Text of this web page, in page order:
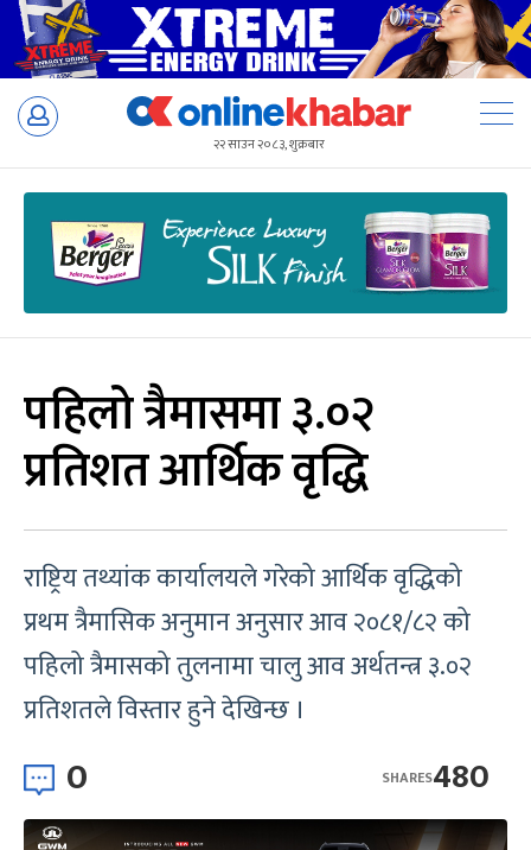
Skip
२२ साउन २०८३, शुक्रबार
पहिलो त्रैमासमा ३.०२
प्रतिशत आर्थिक वृद्धि
राष्ट्रिय तथ्यांक कार्यालयले गरेको आर्थिक वृद्धिको
प्रथम त्रैमासिक अनुमान अनुसार आव २०८१/८२ को
पहिलो त्रैमासको तुलनामा चालु आव अर्थतन्त्र ३.०२
प्रतिशतले विस्तार हुने देखिन्छ ।
0 480
SHARES